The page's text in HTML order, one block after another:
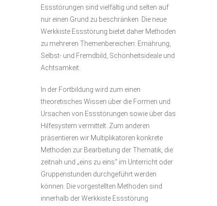
Essstörungen sind vielfältig und selten auf
nur einen Grund zu beschränken. Die neue
Werkkiste Essstörung bietet daher Methoden
zu mehreren Themenbereichen: Ernährung,
Selbst- und Fremdbild, Schönheitsideale und
Achtsamkeit.
In der Fortbildung wird zum einen
theoretisches Wissen über die Formen und
Ursachen von Essstörungen sowie über das
Hilfesystem vermittelt. Zum anderen
präsentieren wir Multiplikatoren konkrete
Methoden zur Bearbeitung der Thematik, die
zeitnah und „eins zu eins“ im Unterricht oder
Gruppenstunden durchgeführt werden
können. Die vorgestellten Methoden sind
innerhalb der Werkkiste Essstörung